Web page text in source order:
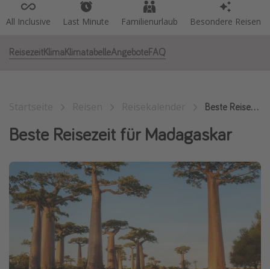
All Inclusive Last Minute Familienurlaub Besondere Reisen
Pauschalreisen
Gozo Urlaub
Goa Urlaub
St. Lucia Urlaub
Kefalonia Urlaub
Krabi Urlaub
Tulum Urlaub
Sri Lanka Rundreise
ReisezeitKlimaKlimatabelleAngeboteFAQ
Beste Reisezeit Madagaskar
Beste Reisezeit für Madagaskar